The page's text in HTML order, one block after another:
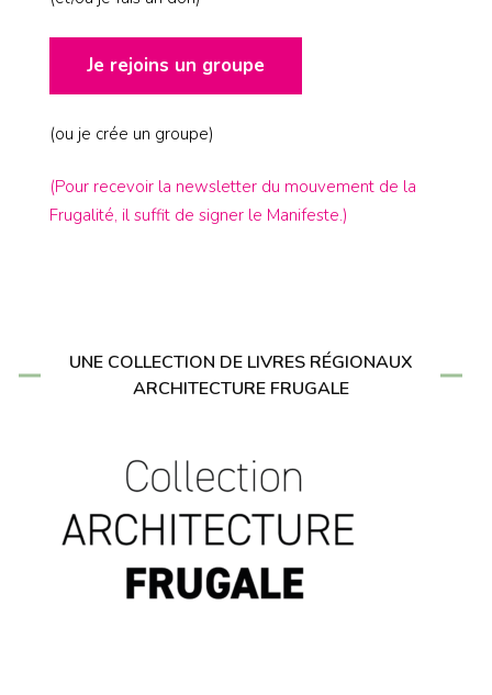
Je rejoins un groupe
(ou je crée un groupe)
(Pour recevoir la newsletter du mouvement de la
Frugalité, il suffit de signer le Manifeste.)
UNE COLLECTION DE LIVRES RÉGIONAUX
ARCHITECTURE FRUGALE